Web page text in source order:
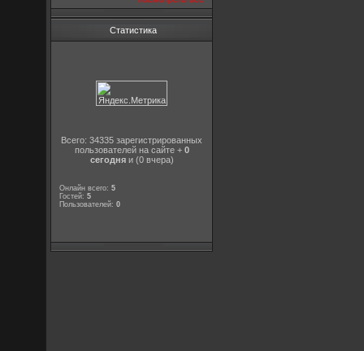
Статистика
Всего: 34335 зарегистрированных
пользователей на сайте + 0
сегодняи (0 вчера)
Онлайн всего:5
Гостей:5
Пользователей:0